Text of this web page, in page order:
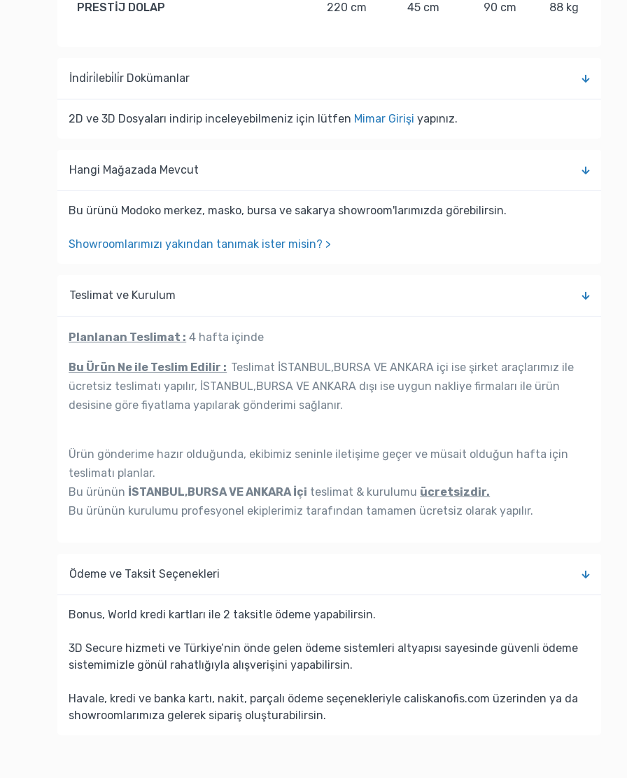
PRESTİJ DOLAP 220 cm 45 cm 90 cm 88 kg
İndi̇ri̇lebi̇li̇r Dokümanlar
2D ve 3D Dosyaları indirip inceleyebilmeniz için lütfen Mimar Girişi yapınız.
Hangi Mağazada Mevcut
Bu ürünü Modoko merkez, masko, bursa ve sakarya showroom'larımızda görebilirsin.
Showroomlarımızı yakından tanımak ister misin? >
Teslimat ve Kurulum
Planlanan Teslimat : 4 hafta içinde
Bu Ürün Ne ile Teslim Edilir : Teslimat İSTANBUL,BURSA VE ANKARA içi ise şirket araçlarımız ile
ücretsiz teslimatı yapılır, İSTANBUL,BURSA VE ANKARA dışı ise uygun nakliye firmaları ile ürün
desisine göre fiyatlama yapılarak gönderimi sağlanır.
Ürün gönderime hazır olduğunda, ekibimiz seninle iletişime geçer ve müsait olduğun hafta için
teslimatı planlar.
Bu ürünün İSTANBUL,BURSA VE ANKARA İçi teslimat & kurulumu ücretsizdir.
Bu ürünün kurulumu profesyonel ekiplerimiz tarafından tamamen ücretsiz olarak yapılır.
Ödeme ve Taksit Seçenekleri
Bonus, World kredi kartları ile 2 taksitle ödeme yapabilirsin.
3D Secure hizmeti ve Türkiye’nin önde gelen ödeme sistemleri altyapısı sayesinde güvenli ödeme
sistemimizle gönül rahatlığıyla alışverişini yapabilirsin.
Havale, kredi ve banka kartı, nakit, parçalı ödeme seçenekleriyle caliskanofis.com üzerinden ya da
showroomlarımıza gelerek sipariş oluşturabilirsin.